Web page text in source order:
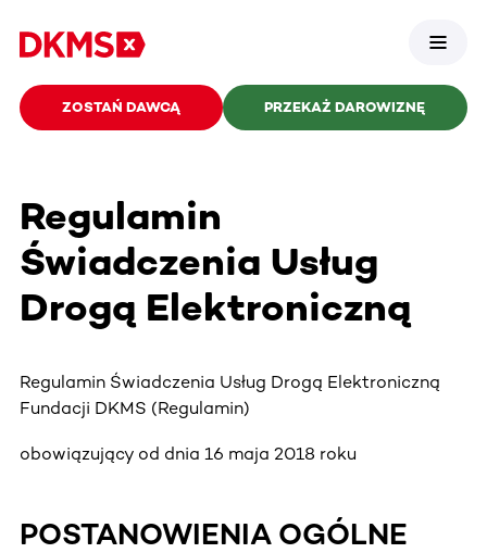
ZOSTAŃ DAWCĄ PRZEKAŻ DAROWIZNĘ
Regulamin
Świadczenia Usług
Drogą Elektroniczną
Regulamin Świadczenia Usług Drogą Elektroniczną
Fundacji DKMS (Regulamin)
obowiązujący od dnia 16 maja 2018 roku
POSTANOWIENIA OGÓLNE